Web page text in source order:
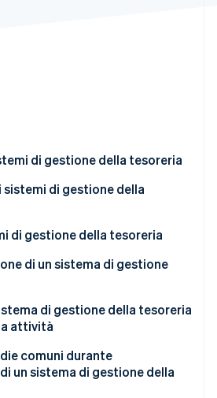
sta costruendo l'infrastruttura
di gestione della tesoreria
di gestione della
di gestione della tesoreria
di un sistema di gestione
di gestione della tesoreria
attività
per la scelta di un
comuni durante
un sistema di gestione della